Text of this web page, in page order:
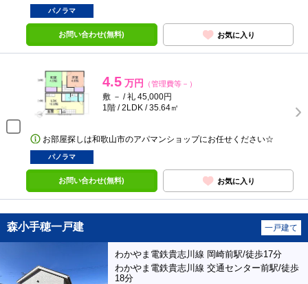
パノラマ
お問い合わせ(無料) お気に入り
4.5 万円 （管理費等－）
敷 － / 礼 45,000円
1階 / 2LDK / 35.64㎡
お部屋探しは和歌山市のアパマンショップにお任せください☆
パノラマ
お問い合わせ(無料) お気に入り
森小手穂一戸建 一戸建て
わかやま電鉄貴志川線 岡崎前駅/徒歩17分
わかやま電鉄貴志川線 交通センター前駅/徒歩
18分